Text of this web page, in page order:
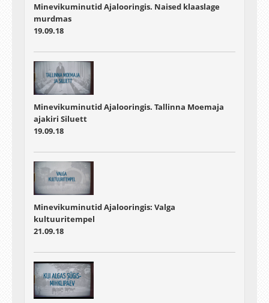
Minevikuminutid Ajalooringis. Naised klaaslage
murdmas
19.09.18
Minevikuminutid Ajalooringis. Tallinna Moemaja
ajakiri Siluett
19.09.18
Minevikuminutid Ajalooringis: Valga
kultuuritempel
21.09.18